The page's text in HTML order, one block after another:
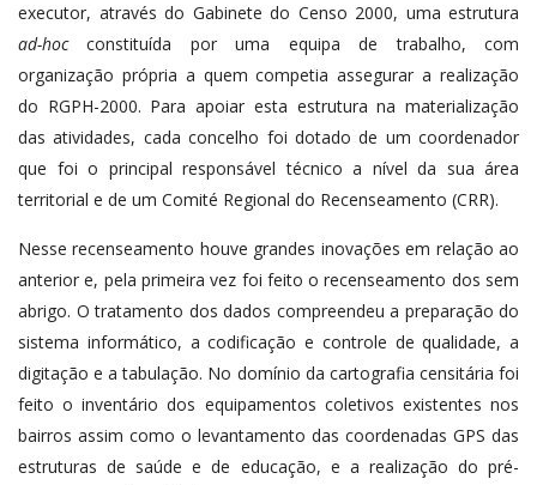
executor, através do Gabinete do Censo 2000, uma estrutura
ad-hocconstituída por uma equipa de trabalho, com
organização própria a quem competia assegurar a realização
do RGPH-2000. Para apoiar esta estrutura na materialização
das atividades, cada concelho foi dotado de um coordenador
que foi o principal responsável técnico a nível da sua área
territorial e de um Comité Regional do Recenseamento (CRR).
Nesse recenseamento houve grandes inovações em relação ao
anterior e, pela primeira vez foi feito o recenseamento dos sem
abrigo. O tratamento dos dados compreendeu a preparação do
sistema informático, a codificação e controle de qualidade, a
digitação e a tabulação. No domínio da cartografia censitária foi
feito o inventário dos equipamentos coletivos existentes nos
bairros assim como o levantamento das coordenadas GPS das
estruturas de saúde e de educação, e a realização do pré-